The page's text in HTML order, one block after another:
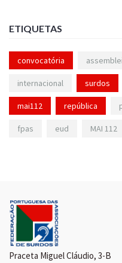
ETIQUETAS
convocatória
internacional surdos
mai112 república
fpas eud MAI 112
Praceta Miguel Cláudio, 3-B